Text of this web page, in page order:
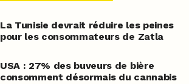
La Tunisie devrait réduire les peines
pour les consommateurs de Zatla
USA : 27% des buveurs de bière
consomment désormais du cannabis